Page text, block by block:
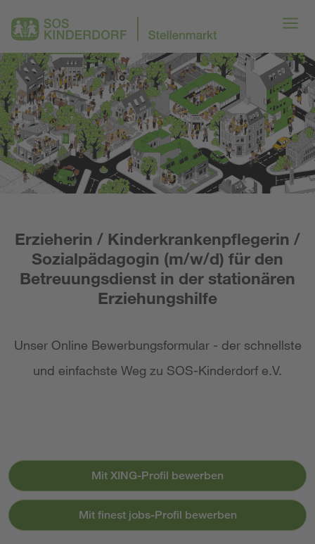
Erzieherin / Kinderkrankenpflegerin /
Sozialpädagogin (m/w/d) für den
Betreuungsdienst in der stationären
Erziehungshilfe
Unser Online Bewerbungsformular - der schnellste
und einfachste Weg zu SOS-Kinderdorf e.V.
Mit XING-Profil bewerben
Mit finest jobs-Profil bewerben